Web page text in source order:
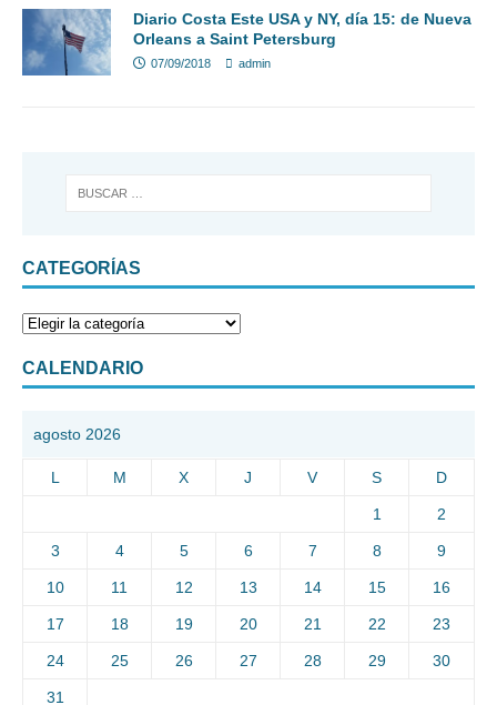
Diario Costa Este USA y NY, día 15: de Nueva
Orleans a Saint Petersburg
07/09/2018 admin
CATEGORÍAS
CALENDARIO
agosto 2026
L M X J V S D
1 2
3 4 5 6 7 8 9
10 11 12 13 14 15 16
17 18 19 20 21 22 23
24 25 26 27 28 29 30
31